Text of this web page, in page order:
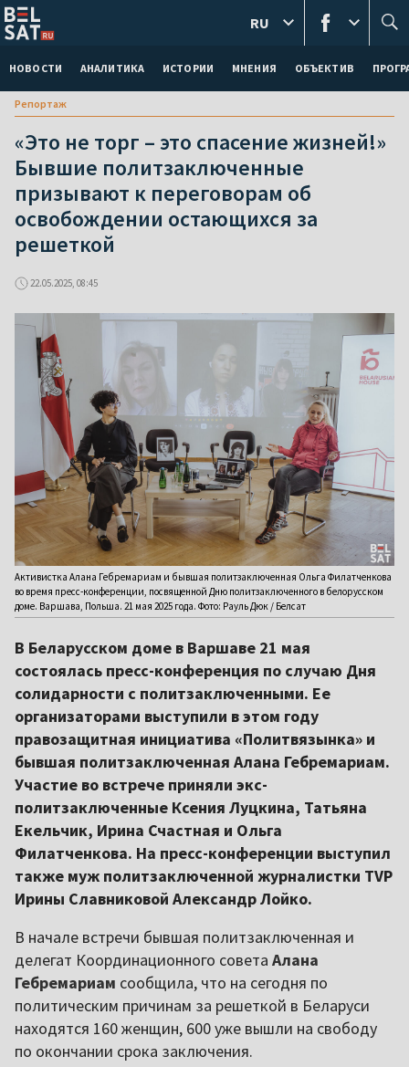
НОВОСТИ АНАЛИТИКА ИСТОРИИ МНЕНИЯ ОБЪЕКТИВ
RU
Репортаж
«Это не торг – это спасение жизней!»
Бывшие политзаключенные
призывают к переговорам об
освобождении остающихся за
решеткой
22.05.2025, 08:45
Активистка Алана Гебремариам и бывшая политзаключенная Ольга Филатченкова
во время пресс-конференции, посвященной Дню политзаключенного в белорусском
доме. Варшава, Польша. 21 мая 2025 года. Фото: Рауль Дюк / Белсат
В Беларусском доме в Варшаве 21 мая
состоялась пресс-конференция по случаю Дня
солидарности с политзаключенными. Ее
организаторами выступили в этом году
правозащитная инициатива «Политвязынка» и
бывшая политзаключенная Алана Гебремариам.
Участие во встрече приняли экс-
политзаключенные Ксения Луцкина, Татьяна
Екельчик, Ирина Счастная и Ольга
Филатченкова. На пресс-конференции выступил
также муж политзаключенной журналистки TVP
Ирины Славниковой Александр Лойко.
В начале встречи бывшая политзаключенная и
делегат Координационного совета Алана
Гебремариам сообщила, что на сегодня по
политическим причинам за решеткой в Беларуси
находятся 160 женщин, 600 уже вышли на свободу
по окончании срока заключения.